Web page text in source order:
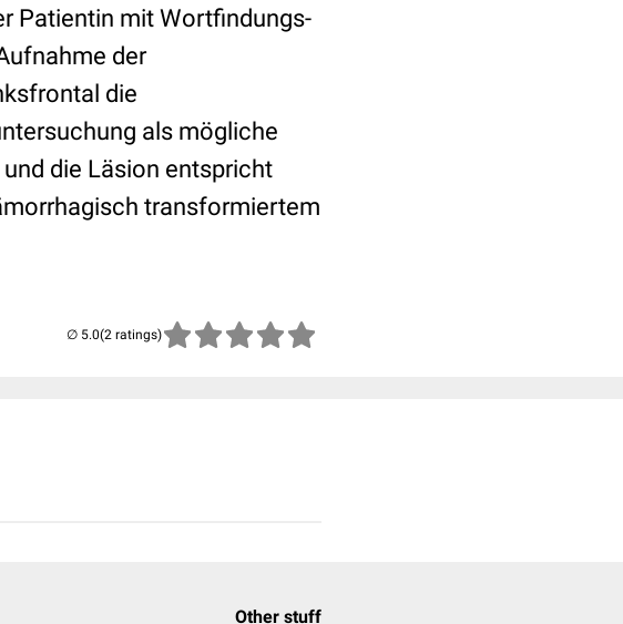
Patientin mit Wortfindungs-
der
die
als mögliche
die Läsion entspricht
transformiertem
(2 ratings)
Other stuff